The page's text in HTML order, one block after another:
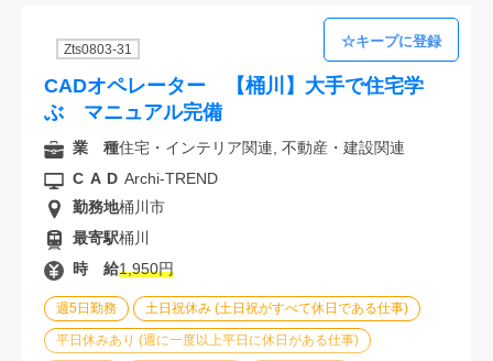
Zts0803-31
CADオペレーター 【桶川】大手で住宅学
ぶ マニュアル完備
週5日勤務 土日祝休み (土日祝がすべて休日である仕事)
平日休みあり (週に一度以上平日に休日がある仕事)
業 種住宅・インテリア関連, 不動産・建設関連
CAD Archi-TREND
勤務地桶川市
最寄駅桶川
時 給1,950円